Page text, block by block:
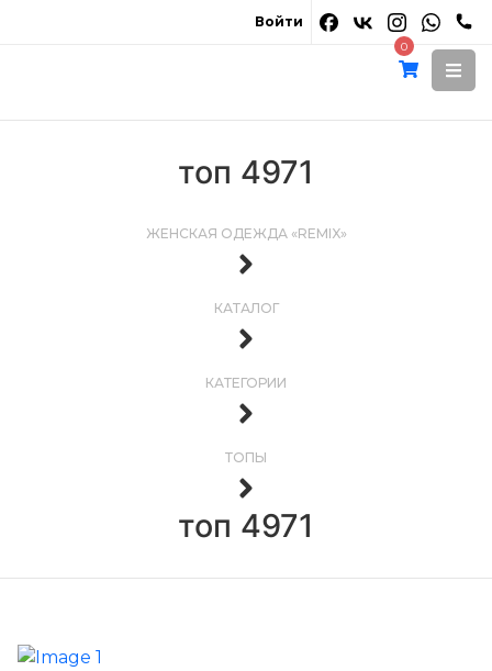
Войти
0
топ 4971
ЖЕНСКАЯ ОДЕЖДА «REMIX»
КАТАЛОГ
КАТЕГОРИИ
ТОПЫ
топ 4971